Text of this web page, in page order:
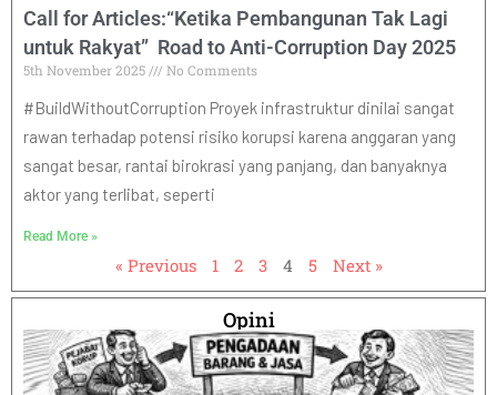
Call for Articles:“Ketika Pembangunan Tak Lagi
untuk Rakyat” Road to Anti-Corruption Day 2025
5th November 2025 No Comments
#BuildWithoutCorruption Proyek infrastruktur dinilai sangat
rawan terhadap potensi risiko korupsi karena anggaran yang
sangat besar, rantai birokrasi yang panjang, dan banyaknya
aktor yang terlibat, seperti
Read More »
« Previous 1 2 3 4 5 Next »
Opini